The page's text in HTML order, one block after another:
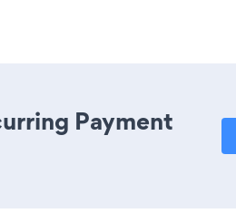
Payment